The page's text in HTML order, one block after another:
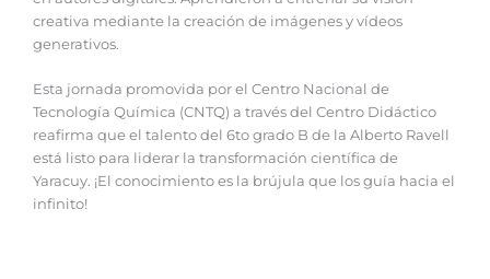
creativa mediante la creación de imágenes y vídeos
generativos.
Esta jornada promovida por el Centro Nacional de
Tecnología Química (CNTQ) a través del Centro Didáctico
reafirma que el talento del 6to grado B de la Alberto Ravell
está listo para liderar la transformación científica de
Yaracuy. ¡El conocimiento es la brújula que los guía hacia el
infinito!